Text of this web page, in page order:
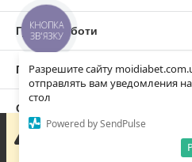
Разрешите сайту
отправлять вам уведомления
стол
Powered by SendPulse
Графік роботи
Повна версія сайту
Сайт створено на маркетплейсі
Політика конфіденційності
Доброго дня 😊 Дякую, що
не працює, але ми
найближчого робочого дня.
КНОПКА
ЗВ'ЯЗКУ